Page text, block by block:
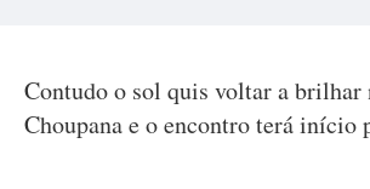
Contudo o sol quis voltar a brilhar
Choupana e o encontro terá início